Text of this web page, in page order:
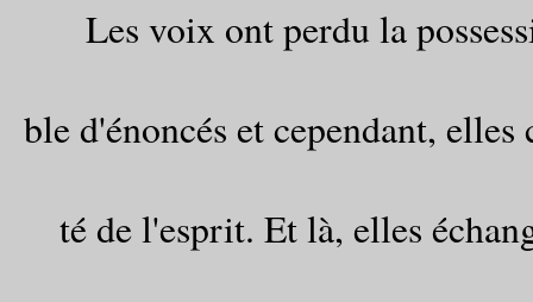
Les voix ont perdu la
ble d'énoncés et cependant,
té de l'esprit. Et là, elles